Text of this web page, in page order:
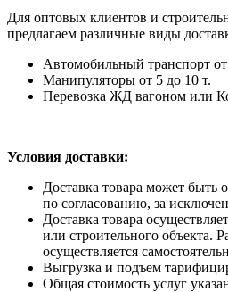
Для оптовых клиентов и
предлагаем различные виды
Автомобильный транспорт от
Манипуляторы от 5 до 10 т.
Перевозка ЖД вагоном или
Условия доставки:
Доставка товара может быть
по согласованию, за
Доставка товара
или строительного объекта.
осуществляется
Выгрузка и подъем
Общая стоимость услуг